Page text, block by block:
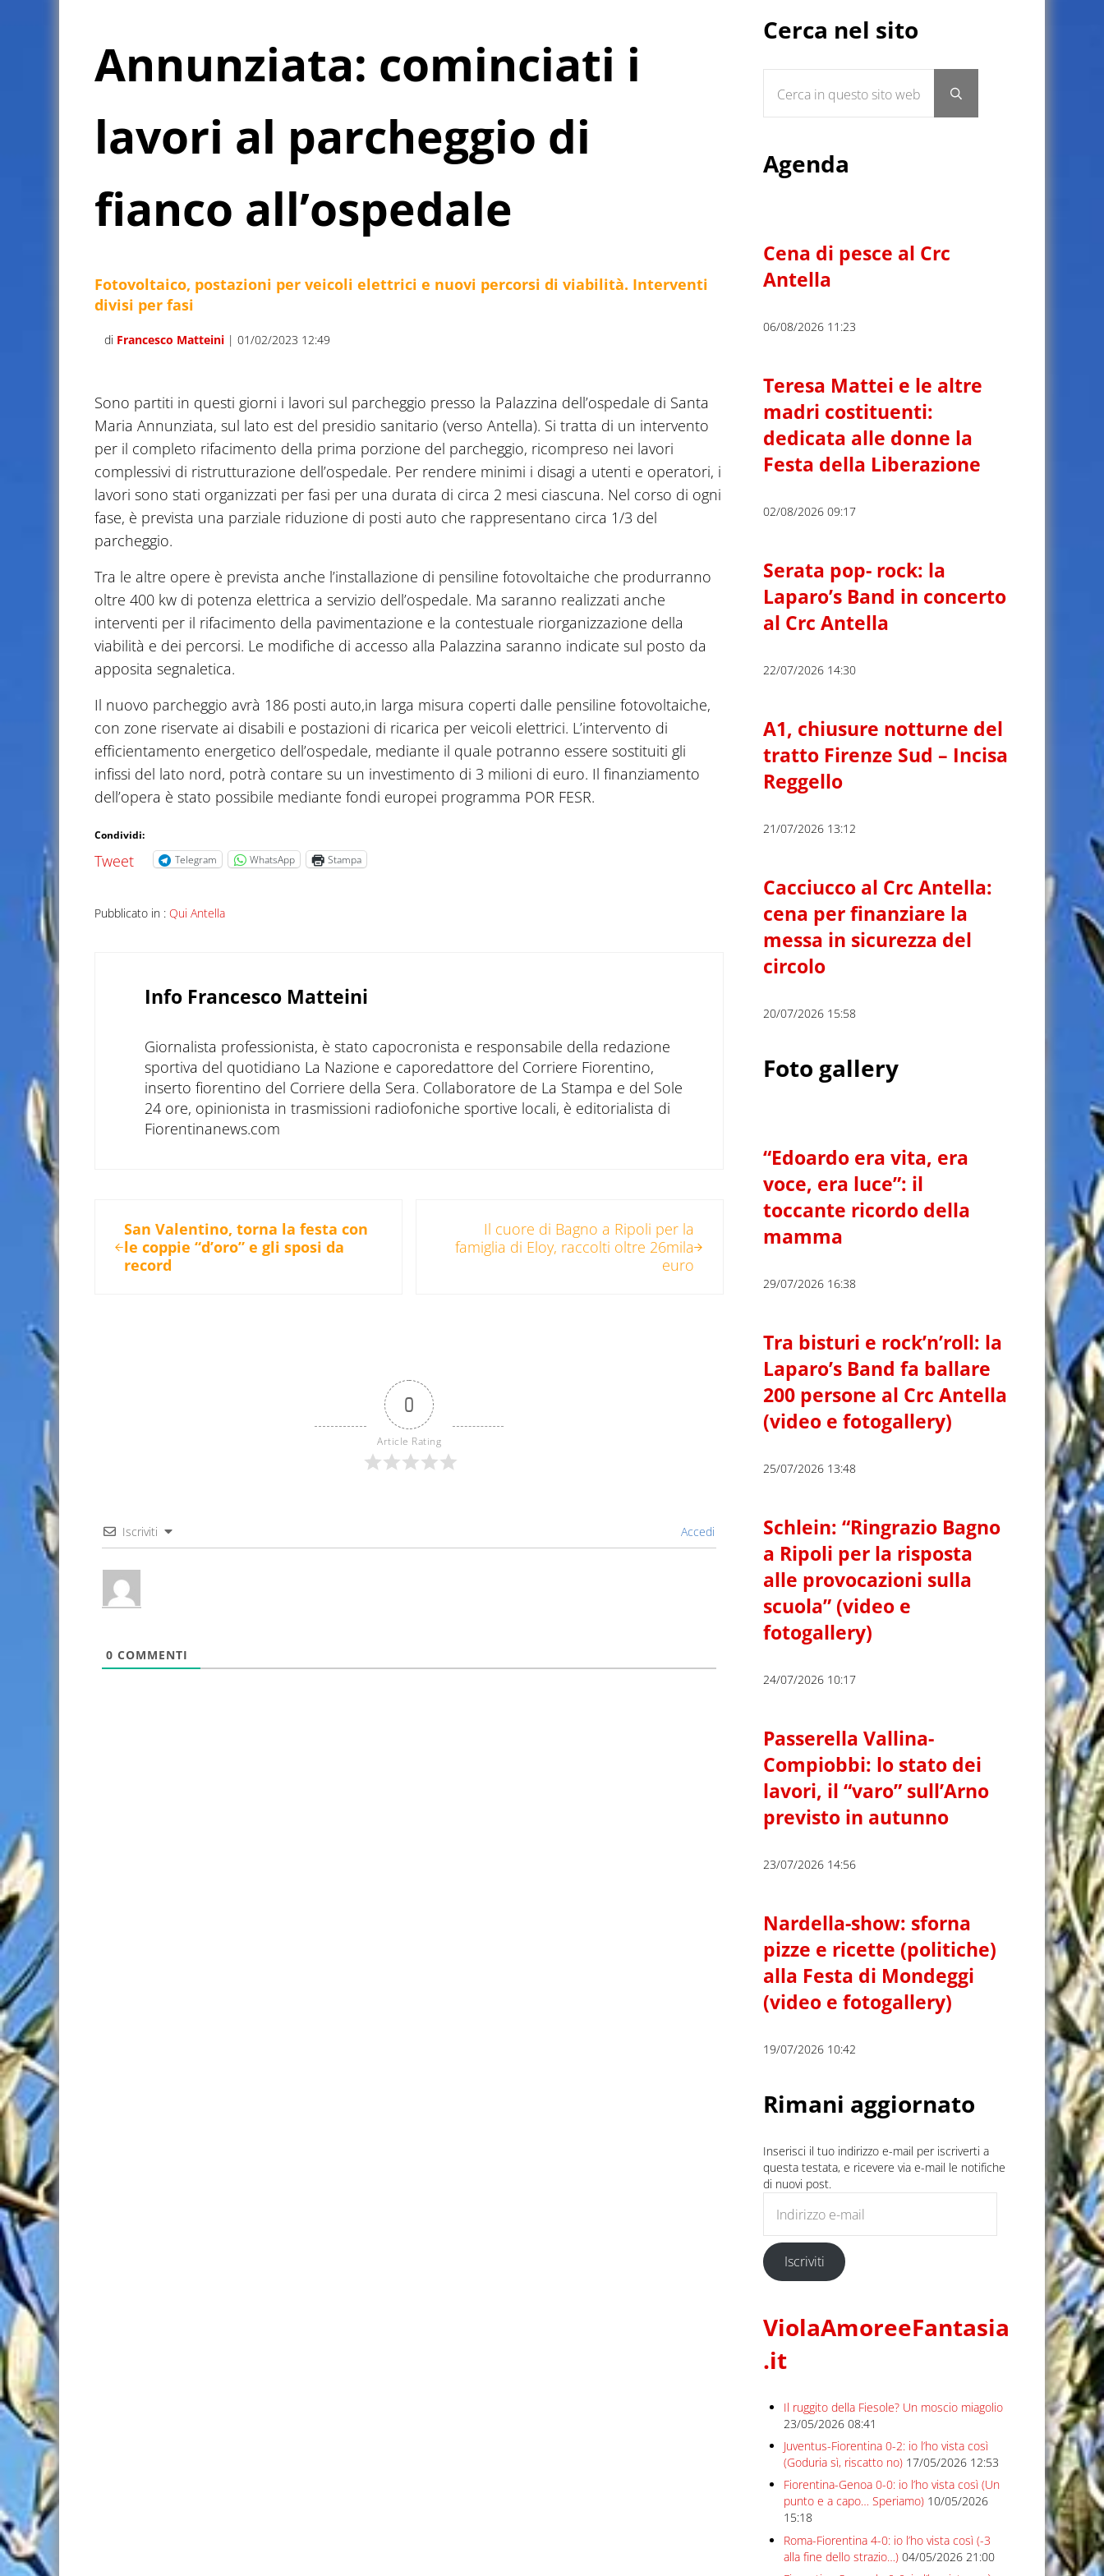
Annunziata: cominciati i
lavori al parcheggio di
fianco all’ospedale
Fotovoltaico, postazioni per veicoli elettrici e nuovi percorsi di viabilità. Interventi
divisi per fasi
di Francesco Matteini | 01/02/2023 12:49
Sono partiti in questi giorni i lavori sul parcheggio presso la Palazzina dell’ospedale di Santa
Maria Annunziata, sul lato est del presidio sanitario (verso Antella). Si tratta di un intervento
per il completo rifacimento della prima porzione del parcheggio, ricompreso nei lavori
complessivi di ristrutturazione dell’ospedale. Per rendere minimi i disagi a utenti e operatori, i
lavori sono stati organizzati per fasi per una durata di circa 2 mesi ciascuna. Nel corso di ogni
fase, è prevista una parziale riduzione di posti auto che rappresentano circa 1/3 del
parcheggio.
Tra le altre opere è prevista anche l’installazione di pensiline fotovoltaiche che produrranno
oltre 400 kw di potenza elettrica a servizio dell’ospedale. Ma saranno realizzati anche
interventi per il rifacimento della pavimentazione e la contestuale riorganizzazione della
viabilità e dei percorsi. Le modifiche di accesso alla Palazzina saranno indicate sul posto da
apposita segnaletica.
Il nuovo parcheggio avrà 186 posti auto,in larga misura coperti dalle pensiline fotovoltaiche,
con zone riservate ai disabili e postazioni di ricarica per veicoli elettrici. L’intervento di
efficientamento energetico dell’ospedale, mediante il quale potranno essere sostituiti gli
infissi del lato nord, potrà contare su un investimento di 3 milioni di euro. Il finanziamento
dell’opera è stato possibile mediante fondi europei programma POR FESR.
Condividi:
Tweet Telegram WhatsApp Stampa
Pubblicato in : Qui Antella
Info Francesco Matteini
Giornalista professionista, è stato capocronista e responsabile della redazione
sportiva del quotidiano La Nazione e caporedattore del Corriere Fiorentino,
inserto fiorentino del Corriere della Sera. Collaboratore de La Stampa e del Sole
24 ore, opinionista in trasmissioni radiofoniche sportive locali, è editorialista di
Fiorentinanews.com
San Valentino, torna la festa con
le coppie “d’oro” e gli sposi da
record
Il cuore di Bagno a Ripoli per la
famiglia di Eloy, raccolti oltre 26mila
euro
0
Article Rating
Iscriviti Accedi
0 COMMENTI
Cerca nel sito
Submit search
Agenda
Cena di pesce al Crc
Antella
06/08/2026 11:23
Teresa Mattei e le altre
madri costituenti:
dedicata alle donne la
Festa della Liberazione
02/08/2026 09:17
Serata pop- rock: la
Laparo’s Band in concerto
al Crc Antella
22/07/2026 14:30
A1, chiusure notturne del
tratto Firenze Sud – Incisa
Reggello
21/07/2026 13:12
Cacciucco al Crc Antella:
cena per finanziare la
messa in sicurezza del
circolo
20/07/2026 15:58
Foto gallery
“Edoardo era vita, era
voce, era luce”: il
toccante ricordo della
mamma
29/07/2026 16:38
Tra bisturi e rock’n’roll: la
Laparo’s Band fa ballare
200 persone al Crc Antella
(video e fotogallery)
25/07/2026 13:48
Schlein: “Ringrazio Bagno
a Ripoli per la risposta
alle provocazioni sulla
scuola” (video e
fotogallery)
24/07/2026 10:17
Passerella Vallina-
Compiobbi: lo stato dei
lavori, il “varo” sull’Arno
previsto in autunno
23/07/2026 14:56
Nardella-show: sforna
pizze e ricette (politiche)
alla Festa di Mondeggi
(video e fotogallery)
19/07/2026 10:42
Rimani aggiornato
Inserisci il tuo indirizzo e-mail per iscriverti a
questa testata, e ricevere via e-mail le notifiche
di nuovi post.
Iscriviti
ViolaAmoreeFantasia
.it
Il ruggito della Fiesole? Un moscio miagolio
23/05/2026 08:41
Juventus-Fiorentina 0-2: io l’ho vista così
(Goduria sì, riscatto no) 17/05/2026 12:53
Fiorentina-Genoa 0-0: io l’ho vista così (Un
punto e a capo… Speriamo) 10/05/2026
15:18
Roma-Fiorentina 4-0: io l’ho vista così (-3
alla fine dello strazio…) 04/05/2026 21:00